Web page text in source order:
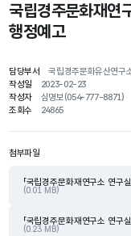
국립경주문화재연
행정예고
담당부서
국립경주문화유산연구
작성일
2023-02-23
작성자
심명보(054-777-8871)
조회수
24865
첨부파일
「국립경주문화재연구소 연
(0.01 MB)
「국립경주문화재연구소 연구
(0.23 MB)